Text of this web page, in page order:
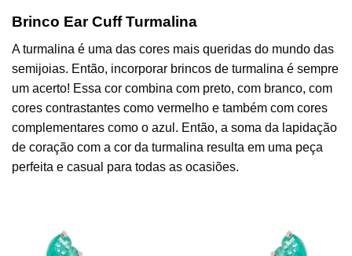
Brinco Ear Cuff Turmalina
A turmalina é uma das cores mais queridas do mundo das
semijoias. Então, incorporar brincos de turmalina é sempre
um acerto! Essa cor combina com preto, com branco, com
cores contrastantes como vermelho e também com cores
complementares como o azul. Então, a soma da lapidação
de coração com a cor da turmalina resulta em uma peça
perfeita e casual para todas as ocasiões.